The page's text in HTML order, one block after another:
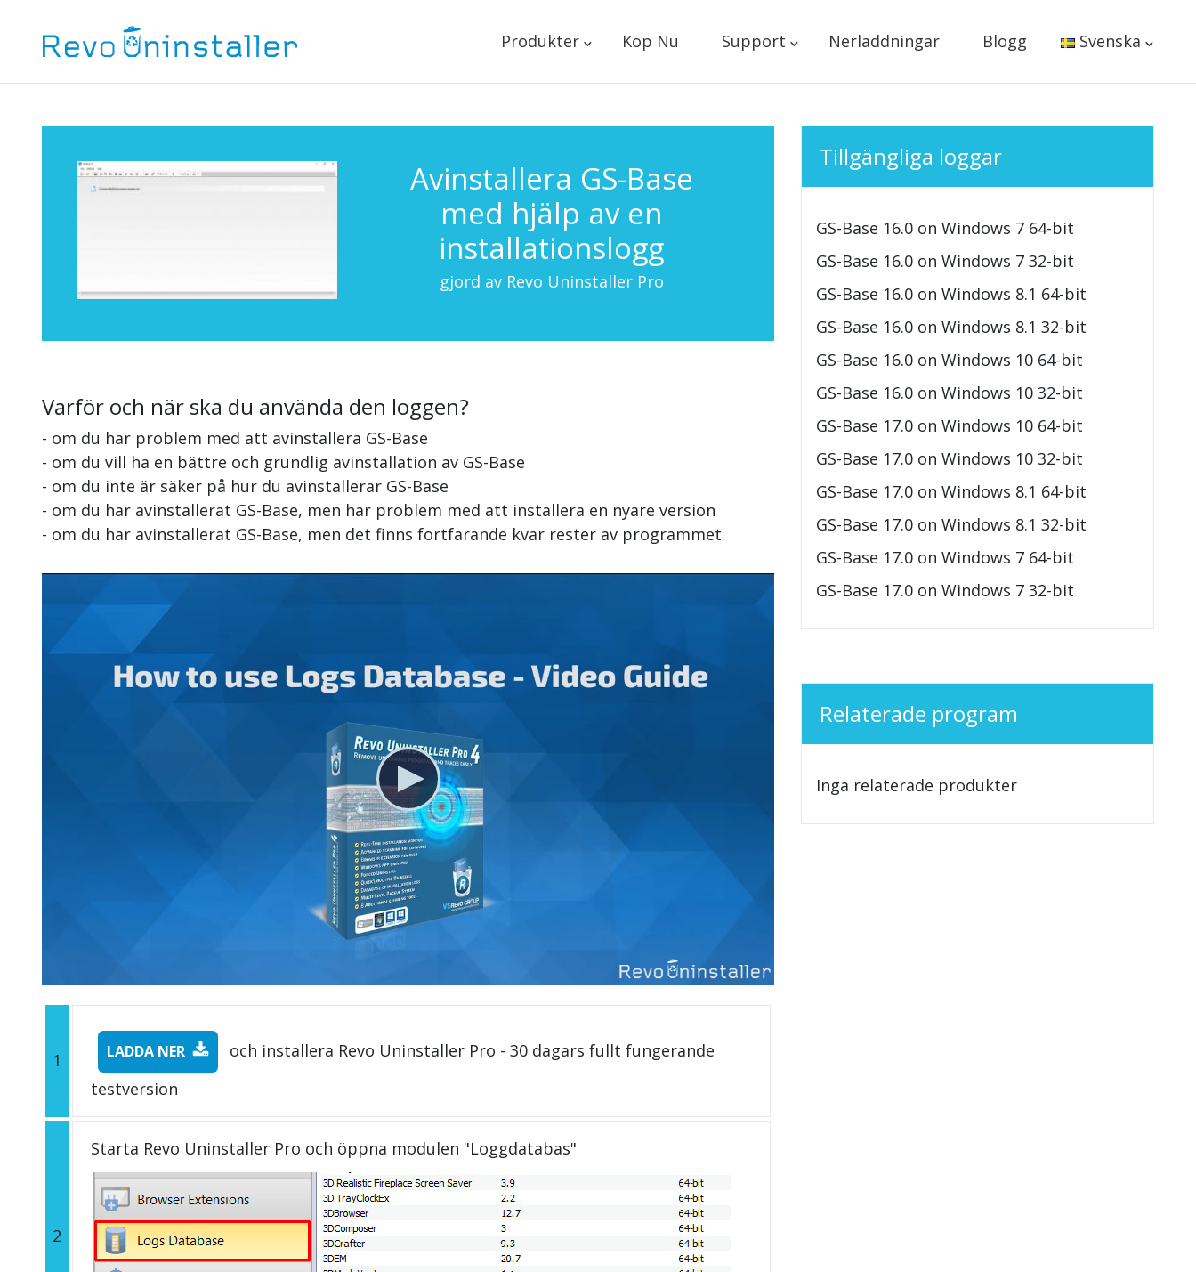
Produkter Köp Nu Support Nerladdningar Blogg Svenska
Avinstallera GS-Base
med hjälp av en
installationslogg
gjord av Revo Uninstaller Pro
Varför och när ska du använda den loggen?
- om du har problem med att avinstallera GS-Base
- om du vill ha en bättre och grundlig avinstallation av GS-Base
- om du inte är säker på hur du avinstallerar GS-Base
- om du har avinstallerat GS-Base, men har problem med att installera en nyare version
- om du har avinstallerat GS-Base, men det finns fortfarande kvar rester av programmet
1 LADDA NER
och installera Revo Uninstaller Pro - 30 dagars fullt fungerande
testversion
2
Starta Revo Uninstaller Pro och öppna modulen "Loggdatabas"
Tillgängliga loggar
GS-Base 16.0 on Windows 7 64-bit
GS-Base 16.0 on Windows 7 32-bit
GS-Base 16.0 on Windows 8.1 64-bit
GS-Base 16.0 on Windows 8.1 32-bit
GS-Base 16.0 on Windows 10 64-bit
GS-Base 16.0 on Windows 10 32-bit
GS-Base 17.0 on Windows 10 64-bit
GS-Base 17.0 on Windows 10 32-bit
GS-Base 17.0 on Windows 8.1 64-bit
GS-Base 17.0 on Windows 8.1 32-bit
GS-Base 17.0 on Windows 7 64-bit
GS-Base 17.0 on Windows 7 32-bit
Relaterade program
Inga relaterade produkter